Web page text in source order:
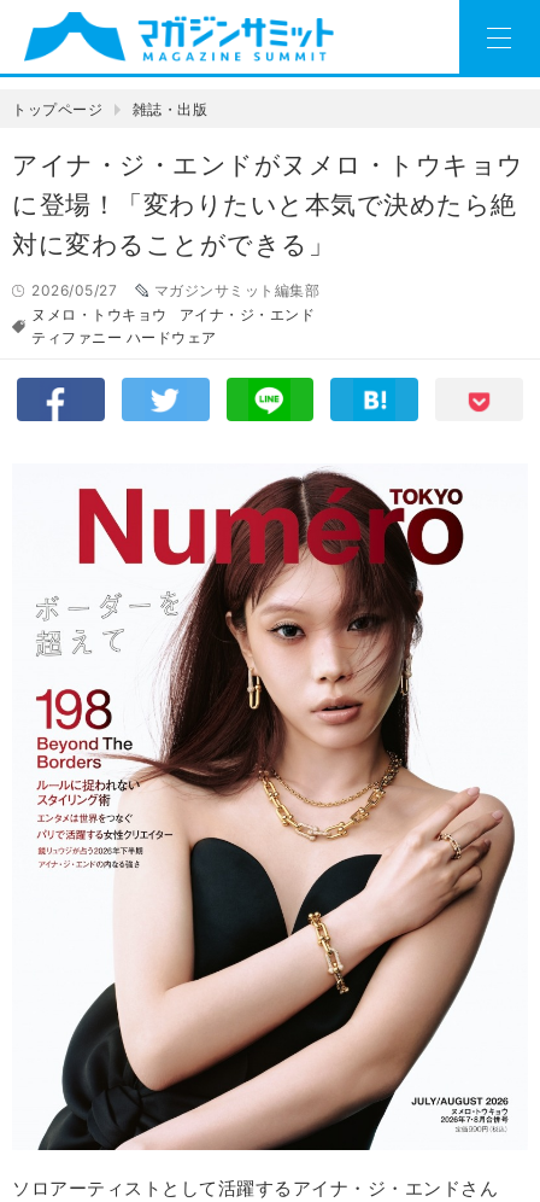
トップページ 雑誌・出版
アイナ・ジ・エンドがヌメロ・トウキョウ
に登場！「変わりたいと本気で決めたら絶
対に変わることができる」
2026/05/27
マガジンサミット編集部
ヌメロ・トウキョウ
アイナ・ジ・エンド
ティファニー ハードウェア
ソロアーティストとして活躍するアイナ・ジ・エンドさん